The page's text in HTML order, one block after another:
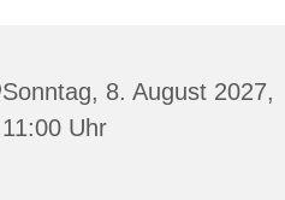
Sonntag, 8. August 2027,
11:00 Uhr